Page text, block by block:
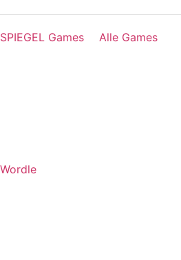
SPIEGEL Games Alle Games
Wordle